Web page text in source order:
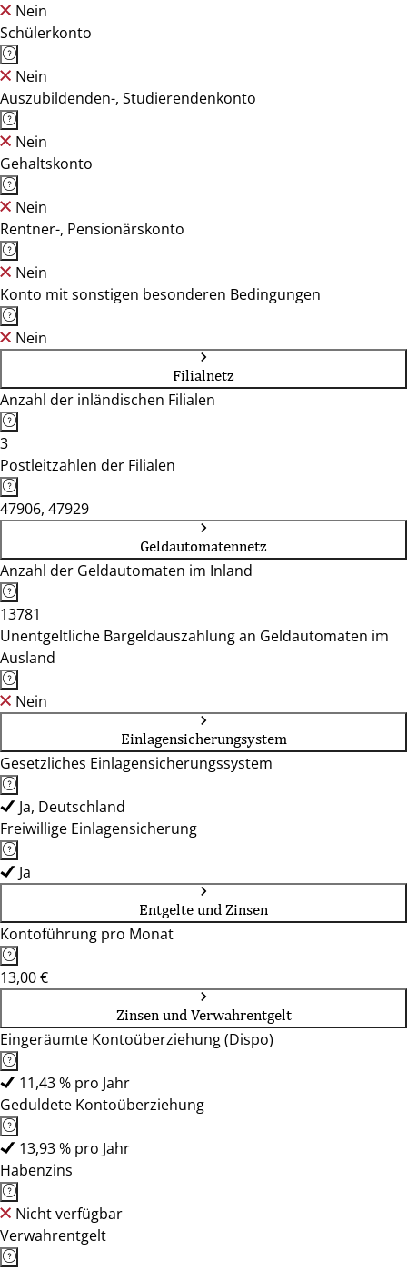
Nein
Schülerkonto
Nein
Auszubildenden-, Studierendenkonto
Nein
Gehaltskonto
Nein
Rentner-, Pensionärskonto
Nein
Konto mit sonstigen besonderen Bedingungen
Nein
Filialnetz
Anzahl der inländischen Filialen
3
Postleitzahlen der Filialen
47906, 47929
Geldautomatennetz
Anzahl der Geldautomaten im Inland
13781
Unentgeltliche Bargeldauszahlung an Geldautomaten im
Ausland
Nein
Einlagensicherungsystem
Gesetzliches Einlagensicherungssystem
Ja, Deutschland
Freiwillige Einlagensicherung
Ja
Entgelte und Zinsen
Kontoführung pro Monat
13,00 €
Zinsen und Verwahrentgelt
Eingeräumte Kontoüberziehung (Dispo)
11,43 % pro Jahr
Geduldete Kontoüberziehung
13,93 % pro Jahr
Habenzins
Nicht verfügbar
Verwahrentgelt